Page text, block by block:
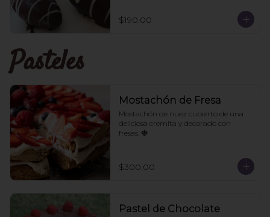
$190.00
Pasteles
Mostachón de Fresa
Mostachón de nuez cubierto de una
deliciosa cremita y decorado con
fresas. 🍓
$300.00
Pastel de Chocolate